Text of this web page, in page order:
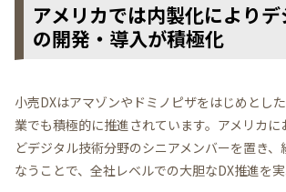
アメリカでは内製化により
の開発・導入が積極化
小売DXはアマゾンやドミノピザをはじめとし
業でも積極的に推進されています。アメリカに
どデジタル技術分野のシニアメンバーを置き、
なうことで、全社レベルでの大胆なDX推進を実